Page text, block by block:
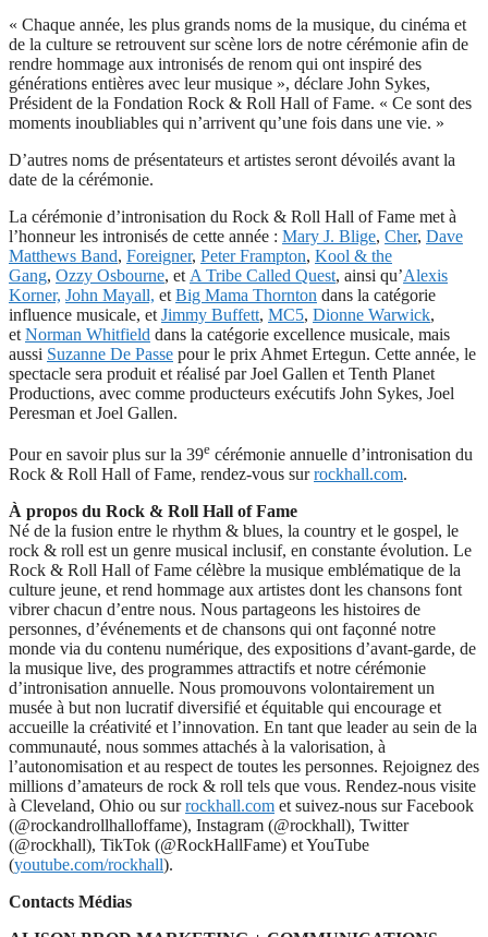
« Chaque année, les plus grands noms de la musique, du cinéma et
de la culture se retrouvent sur scène lors de notre cérémonie afin de
rendre hommage aux intronisés de renom qui ont inspiré des
générations entières avec leur musique », déclare John Sykes,
Président de la Fondation Rock & Roll Hall of Fame. « Ce sont des
moments inoubliables qui n’arrivent qu’une fois dans une vie. »
D’autres noms de présentateurs et artistes seront dévoilés avant la
date de la cérémonie.
La cérémonie d’intronisation du Rock & Roll Hall of Fame met à
l’honneur les intronisés de cette année : Mary J. Blige, Cher, Dave
Matthews Band, Foreigner, Peter Frampton, Kool & the
Gang, Ozzy Osbourne, et A Tribe Called Quest, ainsi qu’Alexis
Korner, John Mayall, et Big Mama Thornton dans la catégorie
influence musicale, et Jimmy Buffett, MC5, Dionne Warwick,
et Norman Whitfield dans la catégorie excellence musicale, mais
aussi Suzanne De Passe pour le prix Ahmet Ertegun. Cette année, le
spectacle sera produit et réalisé par Joel Gallen et Tenth Planet
Productions, avec comme producteurs exécutifs John Sykes, Joel
Peresman et Joel Gallen.
Pour en savoir plus sur la 39e cérémonie annuelle d’intronisation du
Rock & Roll Hall of Fame, rendez-vous surrockhall.com.
À propos du Rock & Roll Hall of Fame
Né de la fusion entre le rhythm & blues, la country et le gospel, le
rock & roll est un genre musical inclusif, en constante évolution. Le
Rock & Roll Hall of Fame célèbre la musique emblématique de la
culture jeune, et rend hommage aux artistes dont les chansons font
vibrer chacun d’entre nous. Nous partageons les histoires de
personnes, d’événements et de chansons qui ont façonné notre
monde via du contenu numérique, des expositions d’avant-garde, de
la musique live, des programmes attractifs et notre cérémonie
d’intronisation annuelle. Nous promouvons volontairement un
musée à but non lucratif diversifié et équitable qui encourage et
accueille la créativité et l’innovation. En tant que leader au sein de la
communauté, nous sommes attachés à la valorisation, à
l’autonomisation et au respect de toutes les personnes. Rejoignez des
millions d’amateurs de rock & roll tels que vous. Rendez-nous visite
à Cleveland, Ohio ou surrockhall.com et suivez-nous sur Facebook
(@rockandrollhalloffame), Instagram (@rockhall), Twitter
(@rockhall), TikTok (@RockHallFame) et YouTube
(youtube.com/rockhall).
Contacts Médias